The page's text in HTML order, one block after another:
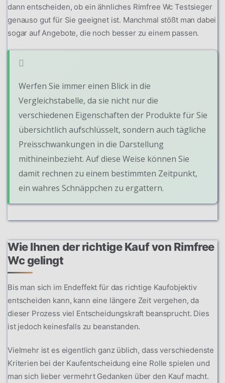
dann entscheiden, ob ein ähnliches Rimfree Wc Testsieger
genauso gut für Sie geeignet ist. Manchmal stößt man dabei
sogar auf Angebote, die noch besser zu einem passen.
Werfen Sie immer einen Blick in die
Vergleichstabelle, da sie nicht nur die
verschiedenen Eigenschaften der Produkte für Sie
übersichtlich aufschlüsselt, sondern auch tägliche
Preisschwankungen in die Darstellung
mithineinbezieht. Auf diese Weise können Sie
damit rechnen zu einem bestimmten Zeitpunkt,
ein wahres Schnäppchen zu ergattern.
Wie Ihnen der richtige Kauf von Rimfree
Wc gelingt
Bis man sich im Endeffekt für das richtige Kaufobjektiv
entscheiden kann, kann eine längere Zeit vergehen, da
dieser Prozess viel Entscheidungskraft beansprucht. Dies
ist jedoch keinesfalls zu beanstanden.
Vielmehr ist es eigentlich ganz üblich, dass verschiedenste
Kriterien bei der Kaufentscheidung eine Rolle spielen und
man sich lieber vermehrt Gedanken über den Kauf macht.